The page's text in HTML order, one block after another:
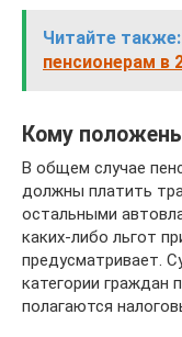
Читайте также:
пенсионерам в
Кому
В общем случае
должны платить
остальными
каких-либо льгот
предусматривает.
категории граждан
полагаются